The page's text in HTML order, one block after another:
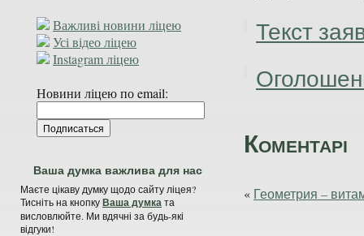
Важливі новини ліцею
Усі відео ліцею
Instagram ліцею
Новини ліцею по email:
Ваша думка важлива для нас
Маєте цікаву думку щодо сайту ліцея?
Тисніть на кнопкуВаша думката
висловлюйте. Ми вдячні за будь-які
відгуки!
Текст
Коментарі
« Геометрия –